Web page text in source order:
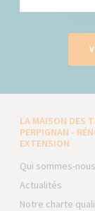
LA MAISON DES
PERPIGNAN -
EXTENSION
Qui sommes-nous
Actualités
Notre charte